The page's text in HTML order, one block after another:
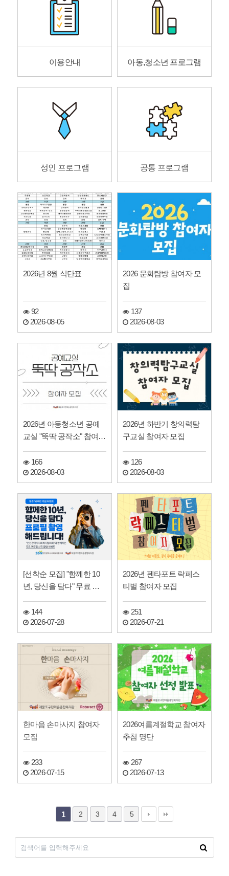
이용안내 아동,청소년 프로그램
성인 프로그램 공통 프로그램
2026년 8월 식단표
92
2026-08-05
2026 문화탐방 참여자 모
집
137
2026-08-03
2026년 아동청소년 공예
교실 "뚝딱 공작소" 참여자
166
2026-08-03
2026년 하반기 창의력탐
구교실 참여자 모집
126
2026-08-03
[선착순 모집] "함께한 10
년, 당신을 담다" 무료 프
144
2026-07-28
2026년 펜타포트 락페스
티벌 참여자 모집
251
2026-07-21
한마음 손마사지 참여자
모집
233
2026-07-15
2026여름계절학교 참여자
추첨 명단
267
2026-07-13
1 2 3 4 5